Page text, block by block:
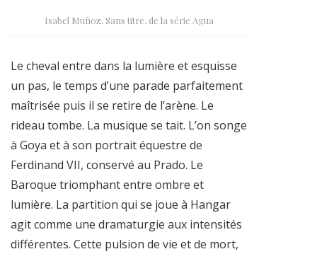
Isabel Muñoz, Sans titre, de la série Agua
Le cheval entre dans la lumière et esquisse
un pas, le temps d’une parade parfaitement
maîtrisée puis il se retire de l’arène. Le
rideau tombe. La musique se tait. L’on songe
à Goya et à son portrait équestre de
Ferdinand VII, conservé au Prado. Le
Baroque triomphant entre ombre et
lumière. La partition qui se joue à Hangar
agit comme une dramaturgie aux intensités
différentes. Cette pulsion de vie et de mort,